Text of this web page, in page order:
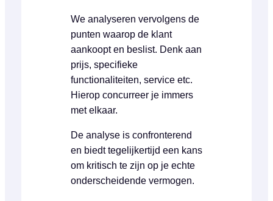
We analyseren vervolgens de
punten waarop de klant
aankoopt en beslist. Denk aan
prijs, specifieke
functionaliteiten, service etc.
Hierop concurreer je immers
met elkaar.
De analyse is confronterend
en biedt tegelijkertijd een kans
om kritisch te zijn op je echte
onderscheidende vermogen.